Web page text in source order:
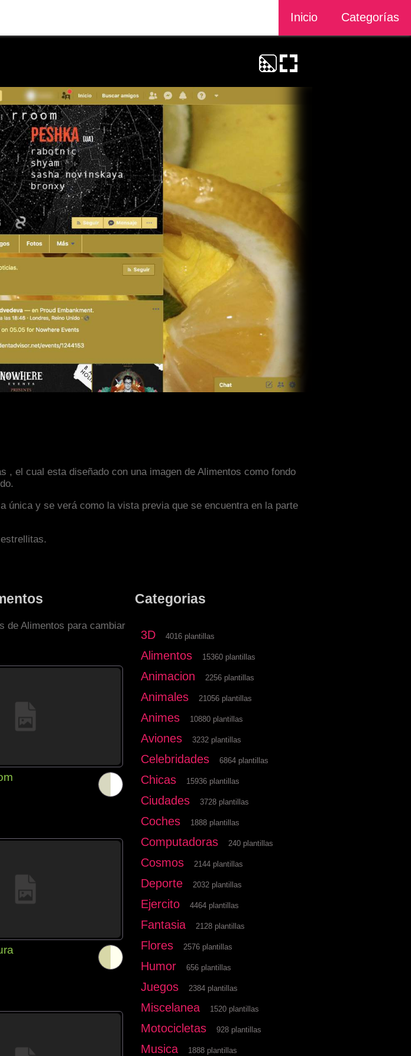
Inicio Categorías
el cual esta diseñado con una imagen de Alimentos como fondo
única y se verá como la vista previa que se encuentra en la parte
de Alimentos para cambiar
Categorias
3D 4016 plantillas
Alimentos 15360 plantillas
Animacion 2256 plantillas
Animales 21056 plantillas
Animes 10880 plantillas
Aviones 3232 plantillas
Celebridades 6864 plantillas
Chicas 15936 plantillas
Ciudades 3728 plantillas
Coches 1888 plantillas
Computadoras 240 plantillas
Cosmos 2144 plantillas
Deporte 2032 plantillas
Ejercito 4464 plantillas
Fantasia 2128 plantillas
Flores 2576 plantillas
Humor 656 plantillas
Juegos 2384 plantillas
Miscelanea 1520 plantillas
Motocicletas 928 plantillas
Musica 1888 plantillas